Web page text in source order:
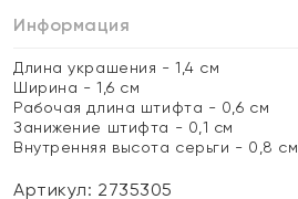
Информация
Длина украшения - 1,4 см
Ширина - 1,6 см
Рабочая длина штифта - 0,6 см
Занижение штифта - 0,1 см
Внутренняя высота серьги - 0,8 см
Артикул: 2735305